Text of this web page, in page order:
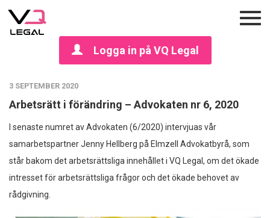
Logga in på VQ Legal
3 SEPTEMBER 2020
Arbetsrätt i förändring – Advokaten nr 6, 2020
I senaste numret av Advokaten (6/2020) intervjuas vår
samarbetspartner Jenny Hellberg på Elmzell Advokatbyrå, som
står bakom det arbetsrättsliga innehållet i VQ Legal, om det ökade
intresset för arbetsrättsliga frågor och det ökade behovet av
rådgivning.